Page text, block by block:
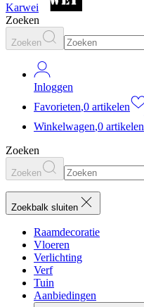
Karwei
Zoeken
Zoeken
Inloggen
Favorieten,0 artikelen
Winkelwagen,0 artikelen
Zoeken
Zoeken
Zoekbalk sluiten
Raamdecoratie
Vloeren
Verlichting
Verf
Tuin
Aanbiedingen